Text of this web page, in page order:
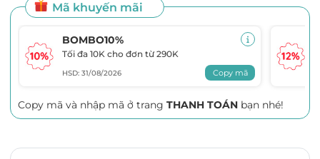
Mã khuyến mãi
BOMBO10%
Tối đa 10K cho đơn từ 290K
HSD: 31/08/2026 Copy mã
Copy mã và nhập mã ở trang THANH TOÁN bạn nhé!